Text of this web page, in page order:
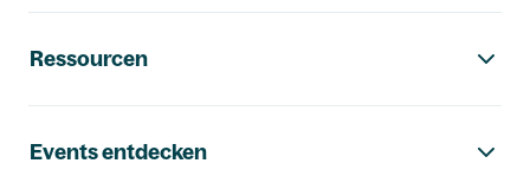
Ressourcen
Events entdecken